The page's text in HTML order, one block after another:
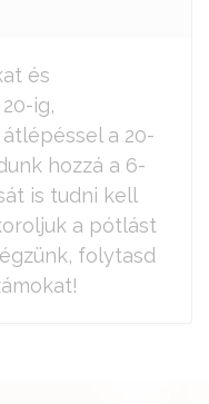
és
ig,
a 20-
hozzá a 6-
is tudni kell
a pótlást
folytasd